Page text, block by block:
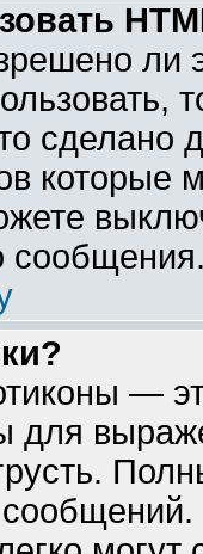
сделано
—
для